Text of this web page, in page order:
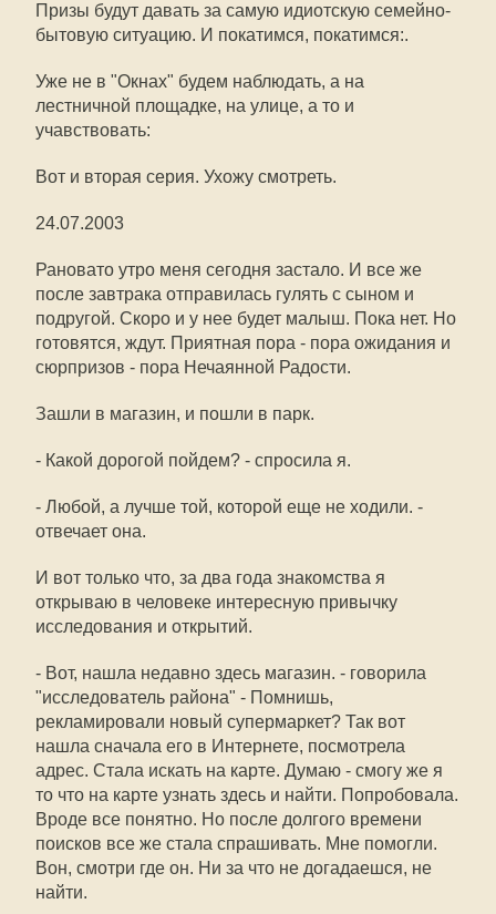
Призы будут давать за самую идиотскую семейно-
бытовую ситуацию. И покатимся, покатимся:.
Уже не в "Окнах" будем наблюдать, а на
лестничной площадке, на улице, а то и
учавствовать:
Вот и вторая серия. Ухожу смотреть.
24.07.2003
Рановато утро меня сегодня застало. И все же
после завтрака отправилась гулять с сыном и
подругой. Скоро и у нее будет малыш. Пока нет. Но
готовятся, ждут. Приятная пора - пора ожидания и
сюрпризов - пора Нечаянной Радости.
Зашли в магазин, и пошли в парк.
- Какой дорогой пойдем? - спросила я.
- Любой, а лучше той, которой еще не ходили. -
отвечает она.
И вот только что, за два года знакомства я
открываю в человеке интересную привычку
исследования и открытий.
- Вот, нашла недавно здесь магазин. - говорила
"исследователь района" - Помнишь,
рекламировали новый супермаркет? Так вот
нашла сначала его в Интернете, посмотрела
адрес. Стала искать на карте. Думаю - смогу же я
то что на карте узнать здесь и найти. Попробовала.
Вроде все понятно. Но после долгого времени
поисков все же стала спрашивать. Мне помогли.
Вон, смотри где он. Ни за что не догадаешся, не
найти.